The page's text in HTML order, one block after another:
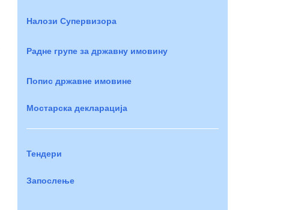
Налози Супервизора
Радне групе за државну имовину
Попис државне имовине
Мостарска декларација
Тендери
Запослење